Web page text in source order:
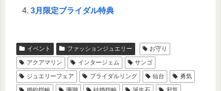
3月限定ブライダル特典
イベント ファッションジュエリー
お守り
アクアマリン
インタージェム
サンゴ
ジュエリーフェア
ブライダルリング 仙台
勇気